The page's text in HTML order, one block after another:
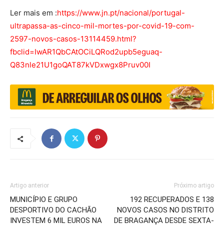
Ler mais em :https://www.jn.pt/nacional/portugal-
ultrapassa-as-cinco-mil-mortes-por-covid-19-com-
2597-novos-casos-13114459.html?
fbclid=IwAR1QbCAtOCiLQRod2upb5eguaq-
Q83nle21U1goQAT87kVDxwgx8Pruv00I
Artigo anterior
MUNICÍPIO E GRUPO
DESPORTIVO DO CACHÃO
INVESTEM 6 MIL EUROS NA
Próximo artigo
192 RECUPERADOS E 138
NOVOS CASOS NO DISTRITO
DE BRAGANÇA DESDE SEXTA-